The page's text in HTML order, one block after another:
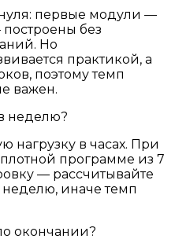
нуля: первые модули —
без
Но
практикой, а
поэтому темп
важен.
неделю?
нагрузку в часах. При
программе из 7
— рассчитывайте
неделю, иначе темп
окончании?